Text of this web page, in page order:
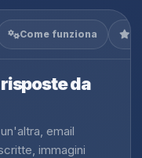
Come funziona
da
email
immagini